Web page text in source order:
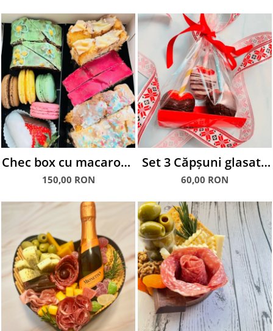
neagră
Chec box cu macarons
și căpșuni glasate în
150,00 RON
Set 3 Căpșuni glasate
în ciocolată
60,00 RON